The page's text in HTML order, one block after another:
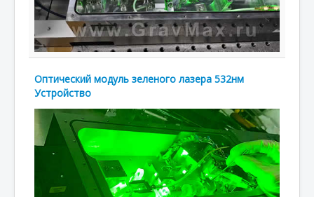
Оптический модуль зеленого лазера 532нм
Устройство